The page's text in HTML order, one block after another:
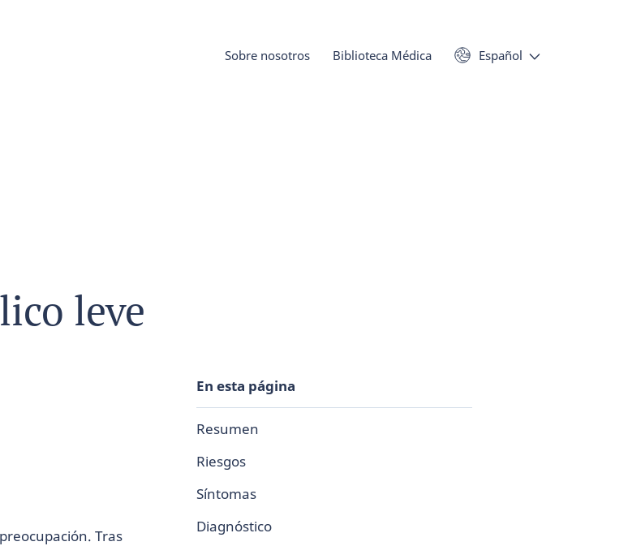
Sobre nosotros Biblioteca Médica Español
leve
En esta página
Resumen
Riesgos
Síntomas
Diagnóstico
Tras